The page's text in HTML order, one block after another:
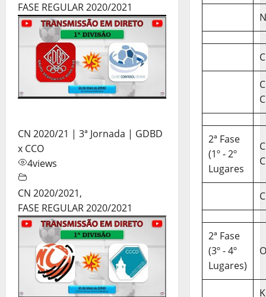
FASE REGULAR 2020/2021
CN 2020/21 | 3ª Jornada | GDBD
x CCO
4views
CN 2020/2021,
FASE REGULAR 2020/2021
C
2ª Fase
(1º - 2º
Lugares
C
2ª Fase
(3º - 4º
Lugares)